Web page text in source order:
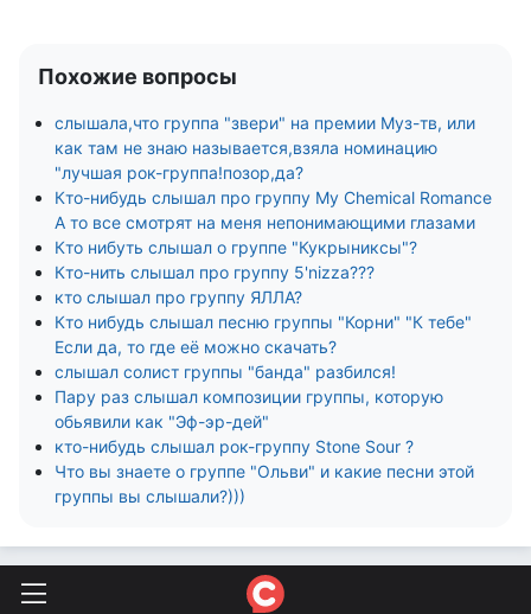
Похожие вопросы
слышала,что группа "звери" на премии Муз-тв, или
как там не знаю называется,взяла номинацию
"лучшая рок-группа!позор,да?
Кто-нибудь слышал про группу My Chemical Romance
А то все смотрят на меня непонимающими глазами
Кто нибуть слышал о группе "Кукрыниксы"?
Кто-нить слышал про группу 5'nizza???
кто слышал про группу ЯЛЛА?
Кто нибудь слышал песню группы "Корни" "К тебе"
Если да, то где её можно скачать?
слышал солист группы "банда" разбился!
Пару раз слышал композиции группы, которую
обьявили как "Эф-эр-дей"
кто-нибудь слышал рок-группу Stone Sour ?
Что вы знаете о группе "Ольви" и какие песни этой
группы вы слышали?)))